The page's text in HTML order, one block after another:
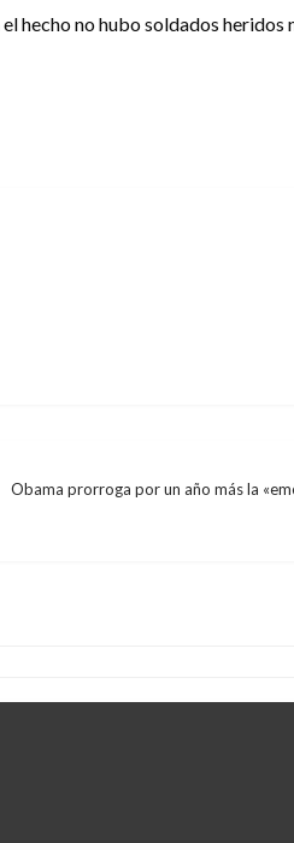
hecho no hubo soldados heridos
Obama prorroga por un año más la